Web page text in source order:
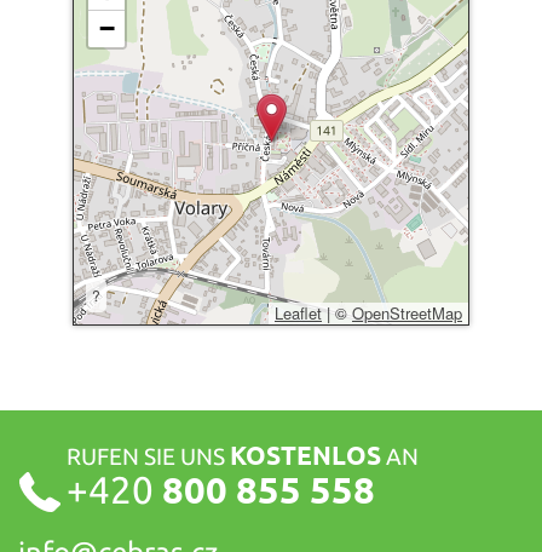
−
?
Leaflet |©OpenStreetMap
RUFEN SIE UNS KOSTENLOSAN
+420 800 855 558